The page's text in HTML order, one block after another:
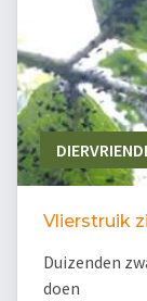
Vlierstruik
Duizenden
doen